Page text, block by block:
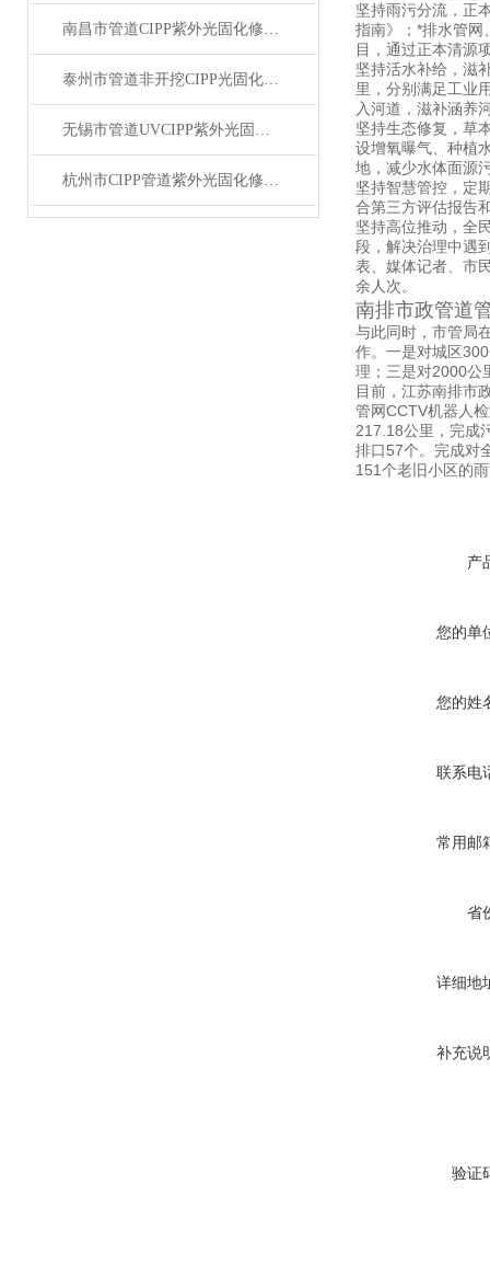
南昌市管道CIPP紫外光固化修复项目竣工
泰州市管道非开挖CIPP光固化修复施工现场
无锡市管道UVCIPP紫外光固化修复
杭州市CIPP管道紫外光固化修复业绩案例
坚持雨污分流，正
指南》；*排水管网
目，通过正本清源
坚持活水补给，滋
里，分别满足工业
入河道，滋补涵养
坚持生态修复，草
设增氧曝气、种植
地，减少水体面源
坚持智慧管控，定
合第三方评估报告
坚持高位推动，全
段，解决治理中遇
表、媒体记者、市
余人次。
南排市政管道
与此同时，市管局
作。一是对城区
理；三是对2000公
目前，江苏南排市
管网CCTV机器人
217.18公里，完成
排口57个。完成对
151个老旧小区的
产
您的单
您的姓
联系电
常用邮
省
详细地
补充说
验证